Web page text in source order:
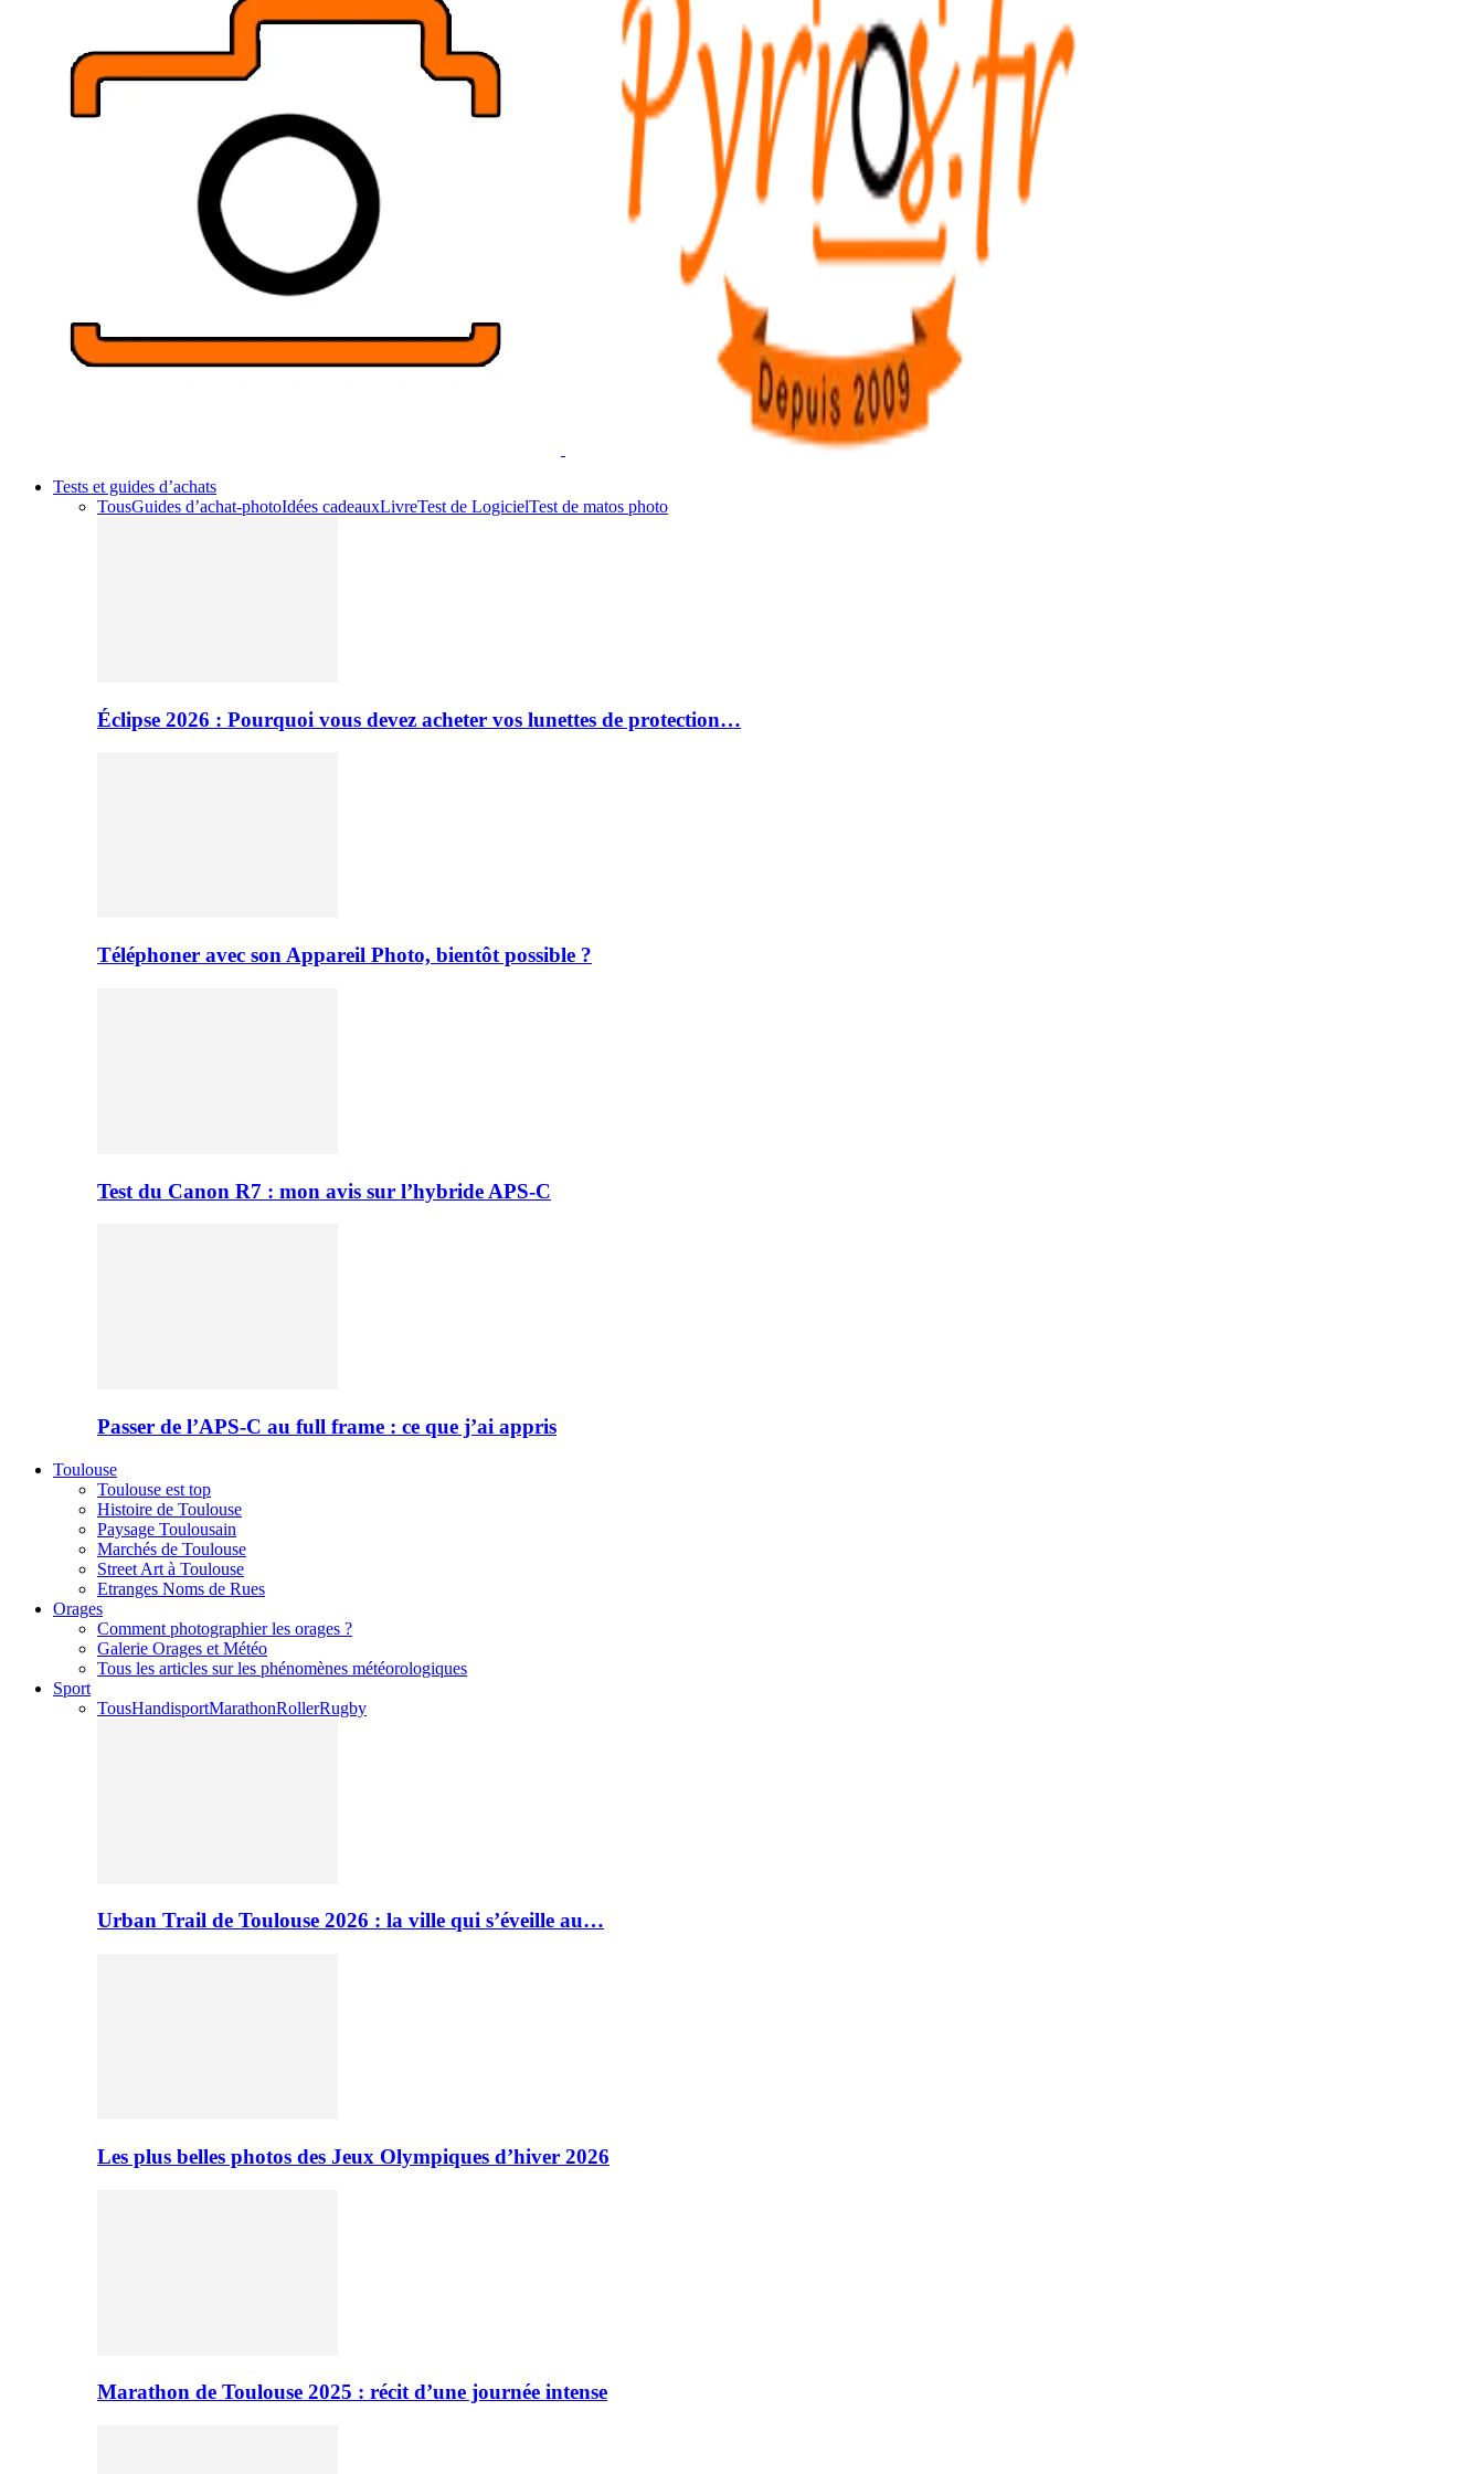
Tests et guides d’achats
TousGuides d’achat-photoIdées cadeauxLivreTest de LogicielTest de matos photo
Éclipse 2026 : Pourquoi vous devez acheter vos lunettes de protection…
Téléphoner avec son Appareil Photo, bientôt possible ?
Test du Canon R7 : mon avis sur l’hybride APS-C
Passer de l’APS-C au full frame : ce que j’ai appris
Toulouse
Toulouse est top
Histoire de Toulouse
Paysage Toulousain
Marchés de Toulouse
Street Art à Toulouse
Etranges Noms de Rues
Orages
Comment photographier les orages ?
Galerie Orages et Météo
Tous les articles sur les phénomènes météorologiques
Sport
TousHandisportMarathonRollerRugby
Urban Trail de Toulouse 2026 : la ville qui s’éveille au…
Les plus belles photos des Jeux Olympiques d’hiver 2026
Marathon de Toulouse 2025 : récit d’une journée intense